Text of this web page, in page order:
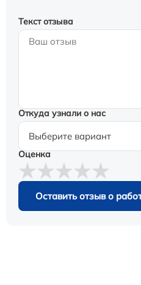
Текст отзыва
Откуда узнали о нас
Оценка
Оставить отзыв о